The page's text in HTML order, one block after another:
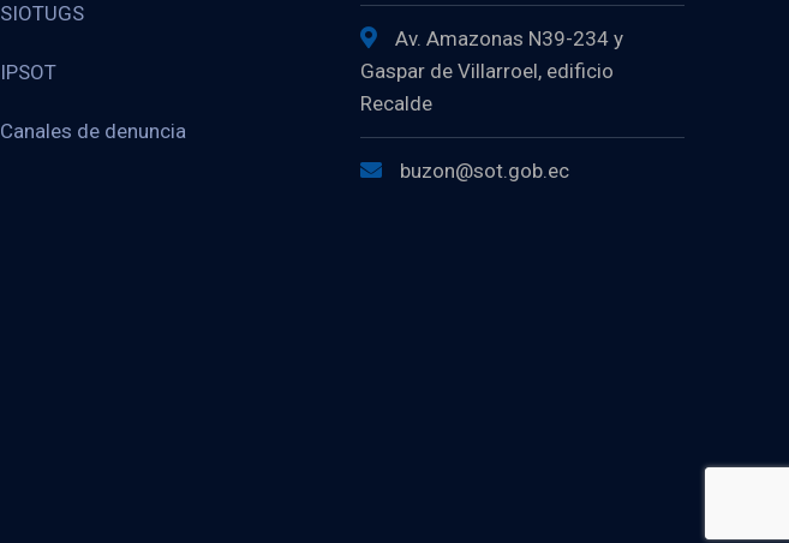
SIOTUGS
IPSOT
Canales de denuncia
Av. Amazonas N39-234 y
Gaspar de Villarroel, edificio
Recalde
buzon@sot.gob.ec